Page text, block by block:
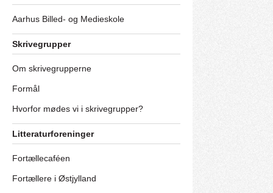
Aarhus Billed- og Medieskole
Skrivegrupper
Om skrivegrupperne
Formål
Hvorfor mødes vi i skrivegrupper?
Litteraturforeninger
Fortællecaféen
Fortællere i Østjylland